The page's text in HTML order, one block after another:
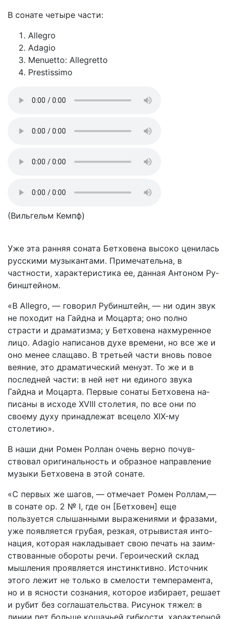
В сонате четыре части:
Allegro
Adagio
Menuetto: Allegretto
Prestissimo
(Вильгельм Кемпф)
Уже эта ранняя соната Бетховена высоко це­нилась
русскими музыкантами. Примечательна, в
частности, характеристика ее, данная Антоном Ру­
бинштейном.
«В Allegro, — говорил Рубинштейн, — ни один звук
не походит на Гайдна и Моцарта; оно пол­но
страсти и драматизма; у Бетховена нахмуренное
лицо. Adagio написанов духе времени, но все же и
оно менее слащаво. В третьей части вновь повое
веяние, это драматический менуэт. То же и в
последней части: в ней нет ни единого звука
Гайдна и Моцарта. Первые сонаты Бетховена на­
писаны в исходе XVIII столетия, по все они по
своему духу принадлежат всецело XIX-му
столетию».
В наши дни Ромен Роллан очень верно почув­
ствовал оригинальность и образное направление
музыки Бетховена в этой сонате.
«С первых же шагов, — отмечает Ромен Рол­лам,—
в сонате ор. 2 № I, где он [Бетховен] еще
пользуется слышанными выражениями и фразами,
уже появляется грубая, резкая, отрывистая инто­
нация, которая накладывает свою печать на заим­
ствованные обороты речи. Героический склад
мыш­ления проявляется инстинктивно. Источник
этого лежит не только в смелости темперамента,
но и в ясности сознания, которое избирает, решает
и ру­бит без соглашательства. Рисунок тяжел: в
линии пет больше кошачьей гибкости, характерной